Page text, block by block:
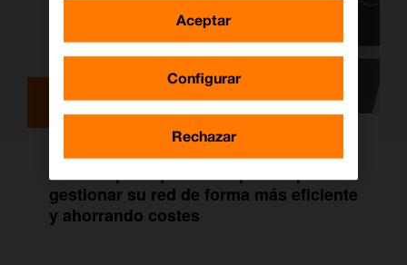
Notas de Prensa
Orange lanza un revolucionario
servicio para que las empresas puedan
gestionar su red de forma más eficiente
y ahorrando costes
Configurar
Rechazar
Aceptar